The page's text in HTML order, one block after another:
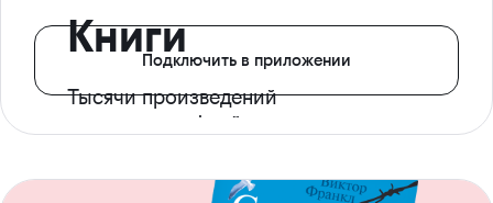
Книги
Тысячи произведений
с доступом офлайн
Подключить в приложении